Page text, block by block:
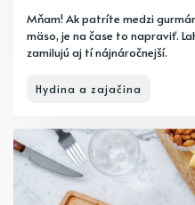
Mňam! Ak patríte medzi
mäso, je na čase to napraviť.
zamilujú aj tí nájnáročnejší.
Hydina a zajačina